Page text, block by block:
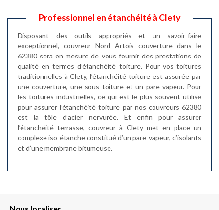
Professionnel en étanchéité à Clety
Disposant des outils appropriés et un savoir-faire
exceptionnel, couvreur Nord Artois couverture dans le
62380 sera en mesure de vous fournir des prestations de
qualité en termes d’étanchéité toiture. Pour vos toitures
traditionnelles à Clety, l’étanchéité toiture est assurée par
une couverture, une sous toiture et un pare-vapeur. Pour
les toitures industrielles, ce qui est le plus souvent utilisé
pour assurer l’étanchéité toiture par nos couvreurs 62380
est la tôle d’acier nervurée. Et enfin pour assurer
l’étanchéité terrasse, couvreur à Clety met en place un
complexe iso-étanche constitué d’un pare-vapeur, d’isolants
et d’une membrane bitumeuse.